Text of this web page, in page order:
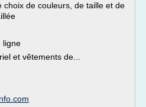
choix de couleurs, de taille et de
ligne
et vêtements de...